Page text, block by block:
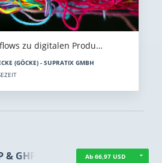
zu digitalen Produ…
(GÖCKE) - SUPRATIX GMBH
& GHP Ab 66,97 USD